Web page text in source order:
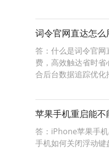
词令官网直达怎么
答：什么是词令官
费，高效触达省时
合后台数据追踪优
苹果手机重启能
答：iPhone苹果手
手机如何关闭浮动